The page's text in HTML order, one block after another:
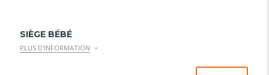
SIÈGE BÉBÉ
PLUS D'INFORMATION